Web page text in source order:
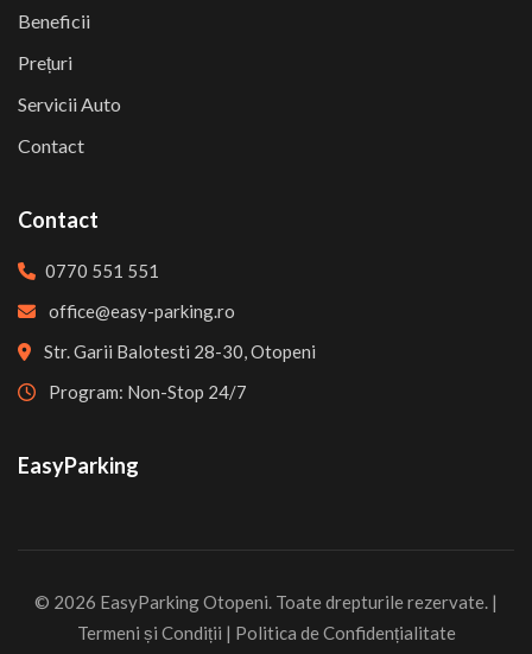
Beneficii
Prețuri
Servicii Auto
Contact
Contact
0770 551 551
office@easy-parking.ro
Str. Garii Balotesti 28-30, Otopeni
Program: Non-Stop 24/7
EasyParking
© 2026 EasyParking Otopeni. Toate drepturile rezervate. |
Termeni și Condiții | Politica de Confidențialitate